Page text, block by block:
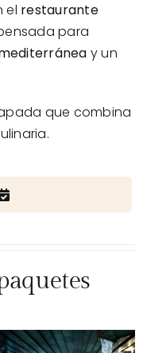
el restaurante
para
y un
que combina